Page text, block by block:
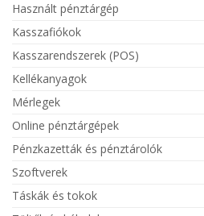
Használt pénztárgép
Kasszafiókok
Kasszarendszerek (POS)
Kellékanyagok
Mérlegek
Online pénztárgépek
Pénzkazetták és pénztárolók
Szoftverek
Táskák és tokok